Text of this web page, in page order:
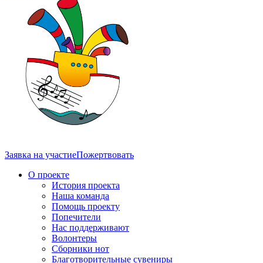
Заявка на участиеПожертвовать
О проекте
История проекта
Наша команда
Помощь проекту
Попечители
Нас поддерживают
Волонтеры
Сборники нот
Благотворительные сувениры